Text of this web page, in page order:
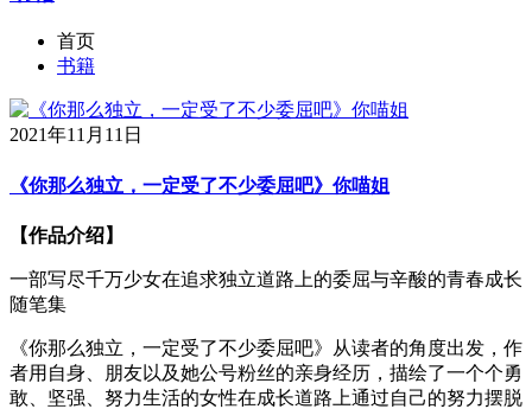
首页
书籍
2021年11月11日
《你那么独立，一定受了不少委屈吧》你喵姐
【作品介绍】
一部写尽千万少女在追求独立道路上的委屈与辛酸的青春成长
随笔集
《你那么独立，一定受了不少委屈吧》从读者的角度出发，作
者用自身、朋友以及她公号粉丝的亲身经历，描绘了一个个勇
敢、坚强、努力生活的女性在成长道路上通过自己的努力摆脱